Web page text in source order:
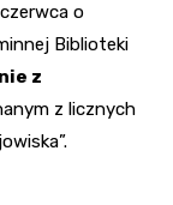
o
Biblioteki
z
z licznych